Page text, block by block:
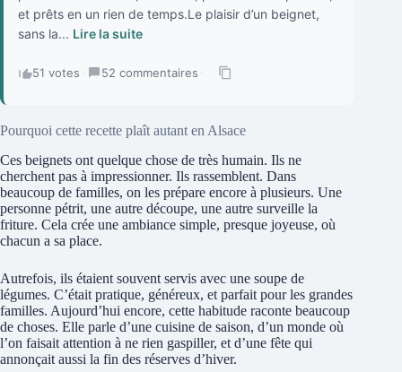
et prêts en un rien de temps.Le plaisir d’un beignet,
sans la... Lire la suite
51 votes · 52 commentaires ·
Pourquoi cette recette plaît autant en Alsace
Ces beignets ont quelque chose de très humain. Ils ne
cherchent pas à impressionner. Ils rassemblent. Dans
beaucoup de familles, on les prépare encore à plusieurs. Une
personne pétrit, une autre découpe, une autre surveille la
friture. Cela crée une ambiance simple, presque joyeuse, où
chacun a sa place.
Autrefois, ils étaient souvent servis avec une soupe de
légumes. C’était pratique, généreux, et parfait pour les grandes
familles. Aujourd’hui encore, cette habitude raconte beaucoup
de choses. Elle parle d’une cuisine de saison, d’un monde où
l’on faisait attention à ne rien gaspiller, et d’une fête qui
annonçait aussi la fin des réserves d’hiver.